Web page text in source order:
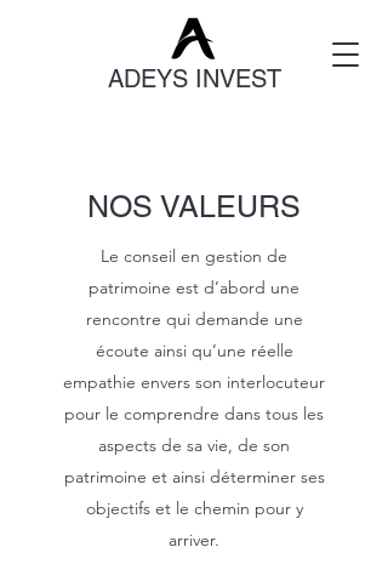
ADEYS INVEST
NOS VALEURS
Le conseil en gestion de
patrimoine est d’abord une
rencontre qui demande une
écoute ainsi qu’une réelle
empathie envers son interlocuteur
pour le comprendre dans tous les
aspects de sa vie, de son
patrimoine et ainsi déterminer ses
objectifs et le chemin pour y
arriver.